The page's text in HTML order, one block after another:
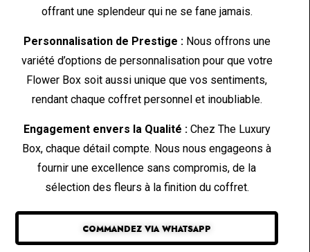
offrant une splendeur qui ne se fane jamais.
Personnalisation de Prestige :Nous offrons une
variété d’options de personnalisation pour que votre
Flower Box soit aussi unique que vos sentiments,
rendant chaque coffret personnel et inoubliable.
Engagement envers la Qualité :Chez The Luxury
Box, chaque détail compte. Nous nous engageons à
fournir une excellence sans compromis, de la
sélection des fleurs à la finition du coffret.
COMMANDEZ VIA WHATSAPP